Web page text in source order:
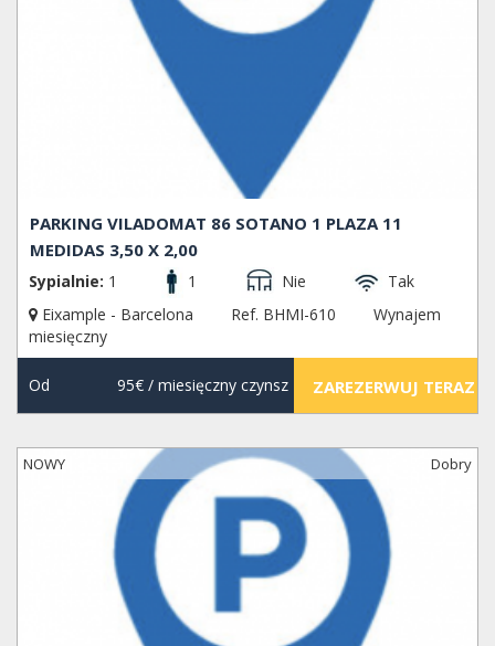
PARKING VILADOMAT 86 SOTANO 1 PLAZA 11
MEDIDAS 3,50 X 2,00
Sypialnie: 1 1 Nie
Tak
Eixample - Barcelona
Ref. BHMI-610
Wynajem
miesięczny
Od 95€/ miesięczny czynsz ZAREZERWUJ TERAZ
NOWY Dobry